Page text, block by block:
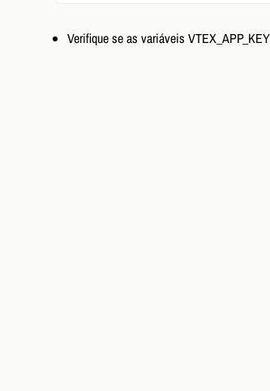
Verifique se as variáveis